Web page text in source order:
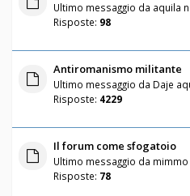
Ultimo messaggio da aquila
Risposte: 98
Antiromanismo militante
Ultimo messaggio da Daje
Risposte: 4229
Il forum come sfogatoio
Ultimo messaggio da mimmo
Risposte: 78